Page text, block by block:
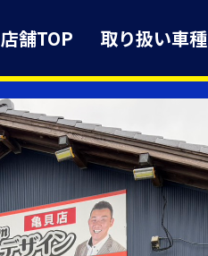
店舗TOP 取り扱い車種